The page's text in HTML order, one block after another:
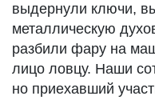
выдернули ключи,
металлическую
разбили фару на
лицо ловцу. Наши
но приехавший